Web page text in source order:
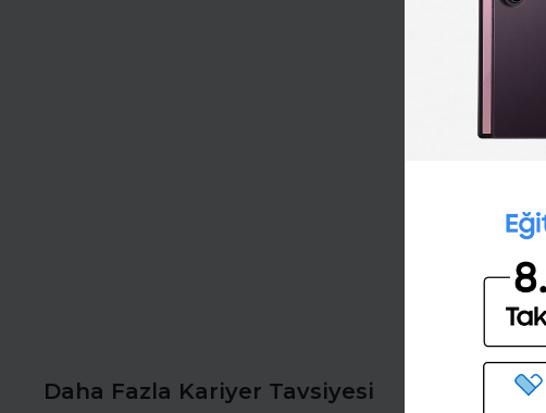
Daha Fazla Kariyer Tavsiyesi